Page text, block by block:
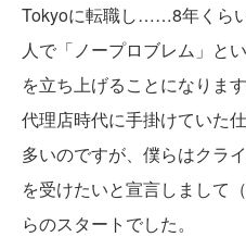
Tokyoに転職し……8年くら
人で「ノープロブレム」と
を立ち上げることになりま
代理店時代に手掛けていた
多いのですが、僕らはクラ
を受けたいと宣言しまして
らのスタートでした。